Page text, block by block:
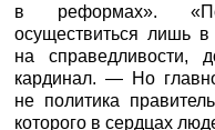
в реформах».
осуществиться лишь
на
кардинал. — Но
не политика
которого в сердцах